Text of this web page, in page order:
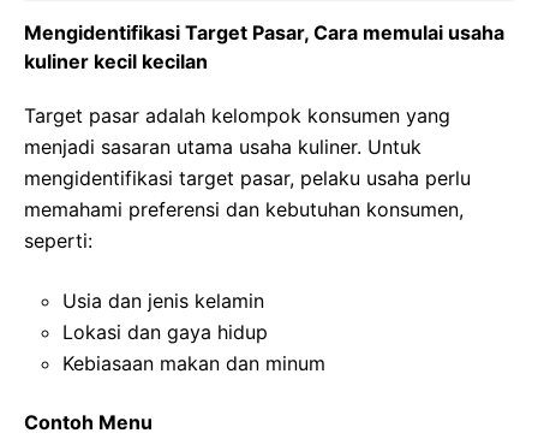
Mengidentifikasi Target Pasar, Cara memulai usaha
kuliner kecil kecilan
Target pasar adalah kelompok konsumen yang
menjadi sasaran utama usaha kuliner. Untuk
mengidentifikasi target pasar, pelaku usaha perlu
memahami preferensi dan kebutuhan konsumen,
seperti:
Usia dan jenis kelamin
Lokasi dan gaya hidup
Kebiasaan makan dan minum
Contoh Menu